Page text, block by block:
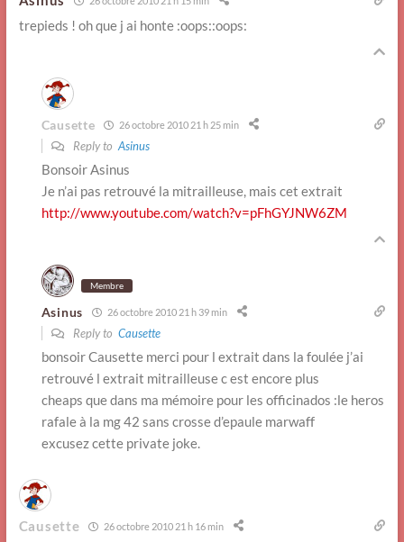
trepieds ! oh que j ai honte :oops::oops:
Causette 26 octobre 2010 21 h 25 min
Reply to Asinus
Bonsoir Asinus
Je n’ai pas retrouvé la mitrailleuse, mais cet extrait
http://www.youtube.com/watch?v=pFhGYJNW6ZM
Membre
Asinus 26 octobre 2010 21 h 39 min
Reply to Causette
bonsoir Causette merci pour l extrait dans la foulée j’ai
retrouvé l extrait mitrailleuse c est encore plus
cheaps que dans ma mémoire pour les officinados :le heros
rafale à la mg 42 sans crosse d’epaule marwaff
excusez cette private joke.
Causette 26 octobre 2010 21 h 16 min